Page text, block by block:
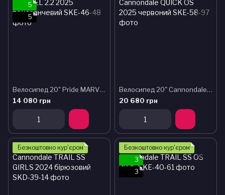
5
5
Велосипед 20" Pride MARVEL 2.2 2025 помаранчевий
14 080 грн
Велосипед 20" Cannondale QUICK OS 2025 червоний
20 680 грн
Безкоштовно кур'єром
Безкоштовно кур'єром
3
3